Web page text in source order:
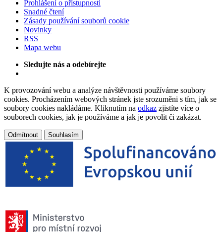
Prohlášení o přístupnosti
Snadné čtení
Zásady používání souborů cookie
Novinky
RSS
Mapa webu
Sledujte nás a odebírejte
K provozování webu a analýze návštěvnosti používáme soubory
cookies. Procházením webových stránek jste srozuměni s tím, jak se
soubory cookies nakládáme. Kliknutím na odkaz zjistíte více o
souborech cookies, jak je používáme a jak je povolit či zakázat.
Odmítnout Souhlasím